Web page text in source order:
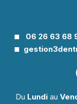
06 26 63 68
Du Lundiau